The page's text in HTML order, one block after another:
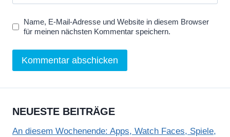
Name, E-Mail-Adresse und Website in diesem Browser
für meinen nächsten Kommentar speichern.
NEUESTE BEITRÄGE
An diesem Wochenende: Apps, Watch Faces, Spiele,